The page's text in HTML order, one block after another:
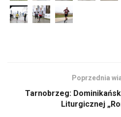
Poprzednia
Tarnobrzeg:
Liturgicznej